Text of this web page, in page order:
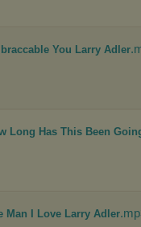
You Larry Adler
Long Has This Been
Man I Love Larry Adler